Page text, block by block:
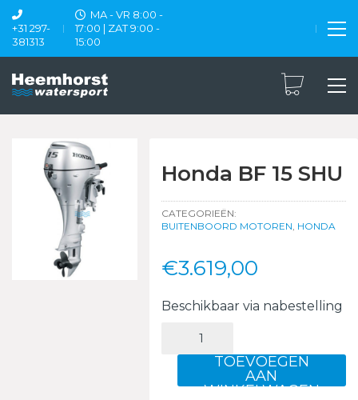
+31 297-
381313
MA - VR 8:00 -
17:00 | ZAT 9:00 -
15:00
Honda BF 15 SHU
CATEGORIEËN:
BUITENBOORD MOTOREN, HONDA
€3.619,00
Beschikbaar via nabestelling
aantal
TOEVOEGEN
AAN
WINKELWAGEN